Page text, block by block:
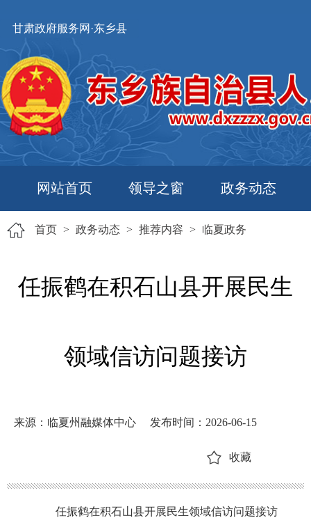
甘肃政府服务网·东乡县
网站首页 领导之窗 政务动态
首页 > 政务动态 > 推荐内容 > 临夏政务
任振鹤在积石山县开展民生
领域信访问题接访
来源：临夏州融媒体中心 发布时间：2026-06-15
收藏
任振鹤在积石山县开展民生领域信访问题接访